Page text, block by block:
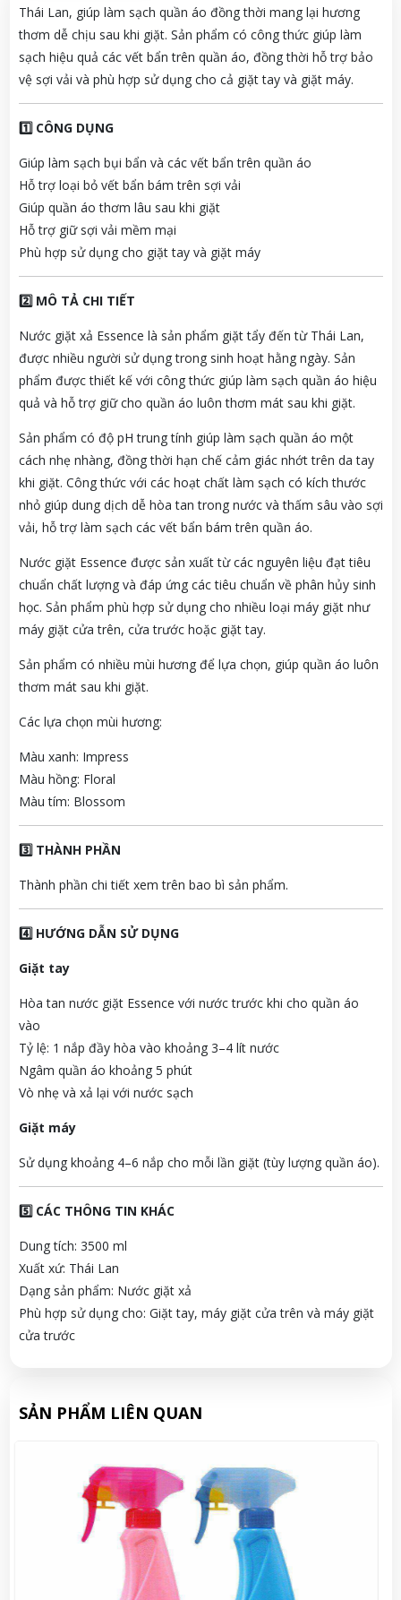
Thái Lan, giúp làm sạch quần áo đồng thời mang lại hương
thơm dễ chịu sau khi giặt. Sản phẩm có công thức giúp làm
sạch hiệu quả các vết bẩn trên quần áo, đồng thời hỗ trợ bảo
vệ sợi vải và phù hợp sử dụng cho cả giặt tay và giặt máy.
1️⃣ CÔNG DỤNG
Giúp làm sạch bụi bẩn và các vết bẩn trên quần áo
Hỗ trợ loại bỏ vết bẩn bám trên sợi vải
Giúp quần áo thơm lâu sau khi giặt
Hỗ trợ giữ sợi vải mềm mại
Phù hợp sử dụng cho giặt tay và giặt máy
2️⃣ MÔ TẢ CHI TIẾT
Nước giặt xả Essence là sản phẩm giặt tẩy đến từ Thái Lan,
được nhiều người sử dụng trong sinh hoạt hằng ngày. Sản
phẩm được thiết kế với công thức giúp làm sạch quần áo hiệu
quả và hỗ trợ giữ cho quần áo luôn thơm mát sau khi giặt.
Sản phẩm có độ pH trung tính giúp làm sạch quần áo một
cách nhẹ nhàng, đồng thời hạn chế cảm giác nhớt trên da tay
khi giặt. Công thức với các hoạt chất làm sạch có kích thước
nhỏ giúp dung dịch dễ hòa tan trong nước và thấm sâu vào sợi
vải, hỗ trợ làm sạch các vết bẩn bám trên quần áo.
Nước giặt Essence được sản xuất từ các nguyên liệu đạt tiêu
chuẩn chất lượng và đáp ứng các tiêu chuẩn về phân hủy sinh
học. Sản phẩm phù hợp sử dụng cho nhiều loại máy giặt như
máy giặt cửa trên, cửa trước hoặc giặt tay.
Sản phẩm có nhiều mùi hương để lựa chọn, giúp quần áo luôn
thơm mát sau khi giặt.
Các lựa chọn mùi hương:
Màu xanh: Impress
Màu hồng: Floral
Màu tím: Blossom
3️⃣ THÀNH PHẦN
Thành phần chi tiết xem trên bao bì sản phẩm.
4️⃣ HƯỚNG DẪN SỬ DỤNG
Giặt tay
Hòa tan nước giặt Essence với nước trước khi cho quần áo
vào
Tỷ lệ: 1 nắp đầy hòa vào khoảng 3–4 lít nước
Ngâm quần áo khoảng 5 phút
Vò nhẹ và xả lại với nước sạch
Giặt máy
Sử dụng khoảng 4–6 nắp cho mỗi lần giặt (tùy lượng quần áo).
5️⃣ CÁC THÔNG TIN KHÁC
Dung tích: 3500 ml
Xuất xứ: Thái Lan
Dạng sản phẩm: Nước giặt xả
Phù hợp sử dụng cho: Giặt tay, máy giặt cửa trên và máy giặt
cửa trước
SẢN PHẨM LIÊN QUAN